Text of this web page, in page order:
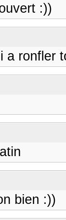
:))
a ronfler
bien :))